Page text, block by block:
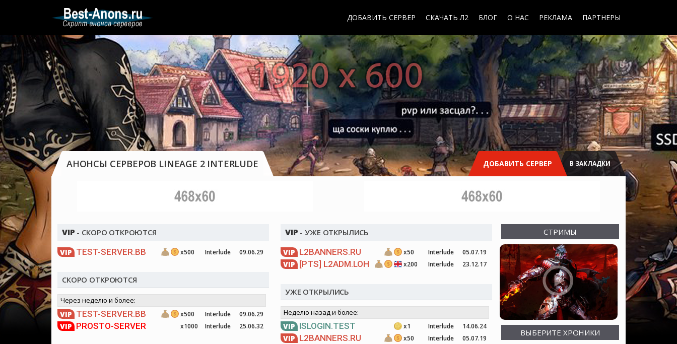
ДОБАВИТЬ СЕРВЕР СКАЧАТЬ Л2 БЛОГ О НАС РЕКЛАМА ПАРТНЕРЫ
АНОНСЫ СЕРВЕРОВ LINEAGE 2 INTERLUDE ДОБАВИТЬ СЕРВЕР В ЗАКЛАДКИ
VIP - СКОРО ОТКРОЮТСЯ
VIP TEST-SERVER.BB x500 Interlude 09.06.29
СКОРО ОТКРОЮТСЯ
Через неделю и более:
VIP TEST-SERVER.BB x500 Interlude 09.06.29
VIP PROSTO-SERVER x1000 Interlude 25.06.32
VIP - УЖЕ ОТКРЫЛИСЬ
VIP L2BANNERS.RU x50 Interlude 05.07.19
VIP [PTS] L2ADM.LOH x200 Interlude 23.12.17
УЖЕ ОТКРЫЛИСЬ
Неделю назад и более:
VIP ISLOGIN.TEST x1 Interlude 14.06.24
VIP L2BANNERS.RU x50 Interlude 05.07.19
СТРИМЫ
ВЫБЕРИТЕ ХРОНИКИ